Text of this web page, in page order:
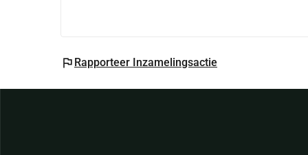
flag Rapporteer Inzamelingsactie